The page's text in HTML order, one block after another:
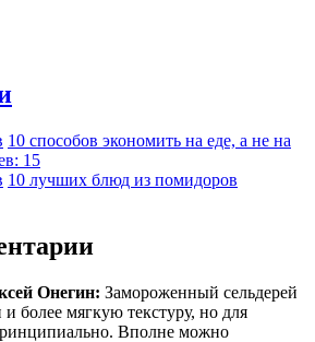
10 способов экономить на еде, а не на
15
10 лучших блюд из помидоров
Онегин: Замороженный сельдерей
более мягкую текстуру, но для
Вполне можно